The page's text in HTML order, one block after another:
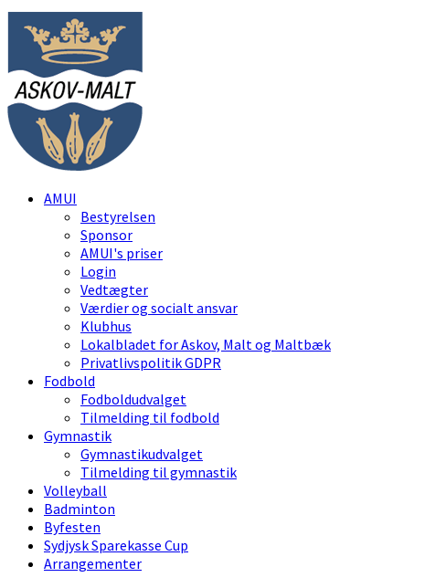
AMUI
Bestyrelsen
Sponsor
AMUI's priser
Login
Vedtægter
Værdier og socialt ansvar
Klubhus
Lokalbladet for Askov, Malt og Maltbæk
Privatlivspolitik GDPR
Fodbold
Fodboldudvalget
Tilmelding til fodbold
Gymnastik
Gymnastikudvalget
Tilmelding til gymnastik
Volleyball
Badminton
Byfesten
Sydjysk Sparekasse Cup
Arrangementer